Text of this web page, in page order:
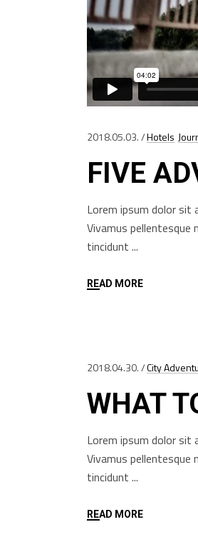
2018.05.03. Hotels
FIVE
Lorem ipsum dolor sit
Vivamus
tincidunt
READ MORE
2018.04.30. City
WHAT
Lorem ipsum dolor sit
Vivamus
tincidunt
READ MORE